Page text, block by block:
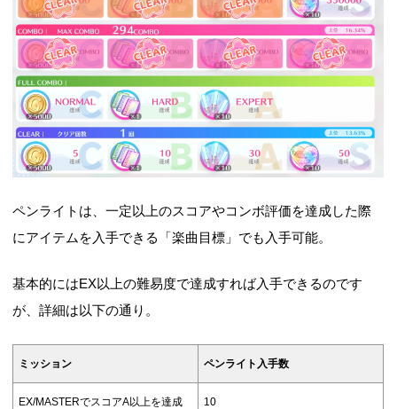
ペンライトは、一定以上のスコアやコンボ評価を達成した際
にアイテムを入手できる「楽曲目標」でも入手可能。
基本的にはEX以上の難易度で達成すれば入手できるのです
が、詳細は以下の通り。
ミッション ペンライト入手数
EX/MASTERでスコアA以上を達成 10